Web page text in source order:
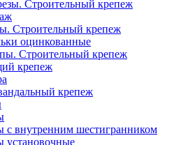
Строительный крепеж
Строительный крепеж
оцинкованные
Строительный крепеж
крепеж
крепеж
с внутренним шестигранником
установочные